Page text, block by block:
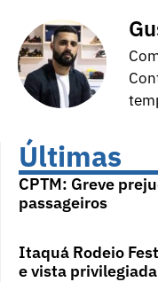
Últimas
CPTM: Greve
passageiros
Itaquá Rodeio
e vista privilegiada